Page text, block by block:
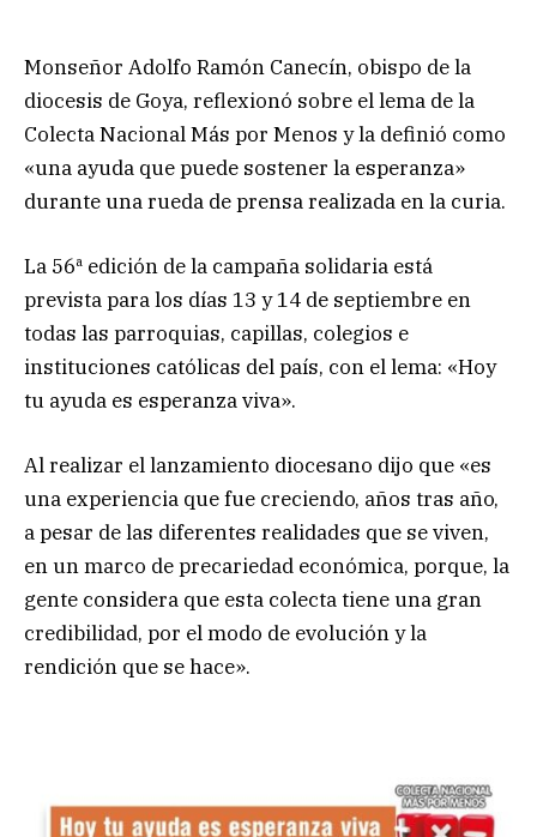
Monseñor Adolfo Ramón Canecín, obispo de la
diocesis de Goya, reflexionó sobre el lema de la
Colecta Nacional Más por Menos y la definió como
«una ayuda que puede sostener la esperanza»
durante una rueda de prensa realizada en la curia.
La 56ª edición de la campaña solidaria está
prevista para los días 13 y 14 de septiembre en
todas las parroquias, capillas, colegios e
instituciones católicas del país, con el lema: «Hoy
tu ayuda es esperanza viva».
Al realizar el lanzamiento diocesano dijo que «es
una experiencia que fue creciendo, años tras año,
a pesar de las diferentes realidades que se viven,
en un marco de precariedad económica, porque, la
gente considera que esta colecta tiene una gran
credibilidad, por el modo de evolución y la
rendición que se hace».